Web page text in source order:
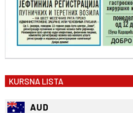
KURSNA LISTA
AUD